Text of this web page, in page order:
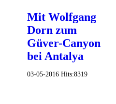
Mit Wolfgang
Dorn zum
Güver-Canyon
bei Antalya
03-05-2016 Hits:8319